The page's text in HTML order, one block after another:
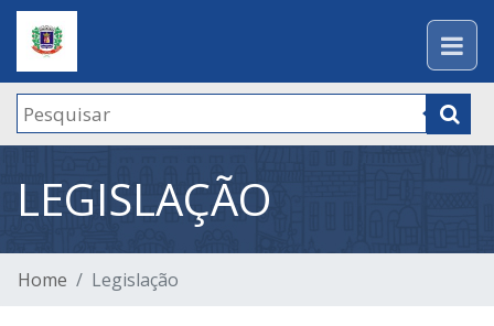
LEGISLAÇÃO
Home Legislação